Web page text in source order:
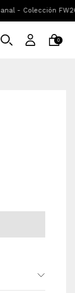
Colección FW26
0